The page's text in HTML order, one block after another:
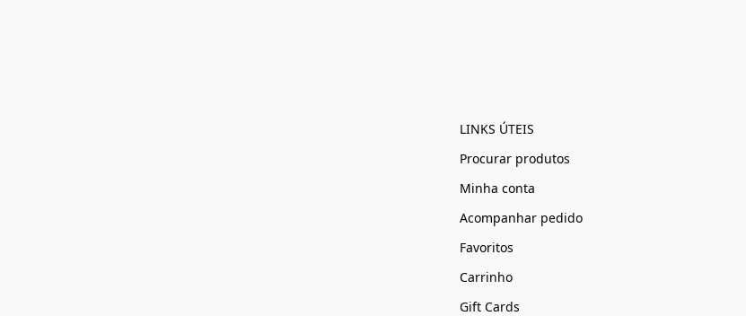
LINKS ÚTEIS
Procurar produtos
Minha conta
Acompanhar pedido
Favoritos
Carrinho
Gift Cards